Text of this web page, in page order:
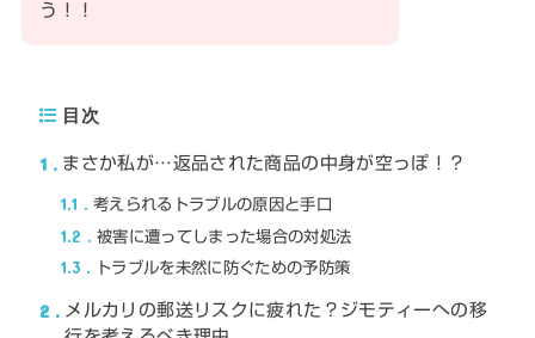
う！！
目次
1 まさか私が…返品された商品の中身が空っぽ！？
1.1 考えられるトラブルの原因と手口
1.2 被害に遭ってしまった場合の対処法
1.3 トラブルを未然に防ぐための予防策
2
メルカリの郵送リスクに疲れた？ジモティーへの移